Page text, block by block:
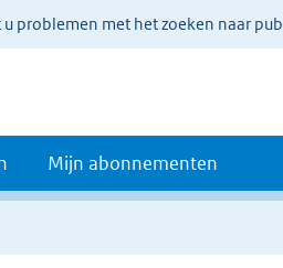
problemen met het zoeken naar
Mijn abonnementen